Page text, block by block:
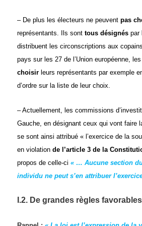
– De plus les électeurs ne peuventpas
représentants. Ils sonttous désignés par
distribuent les circonscriptions aux
pays sur les 27 de l’Union européenne,
choisirleurs représentants par exemple
d’ordre sur la liste de leur choix.
– Actuellement, les commissions
Gauche, en désignant ceux qui vont faire
se sont ainsi attribué « l’exercice de la
en violationde l’article 3 de la
propos de celle-ci« … Aucune section
individu ne peut s’en attribuer
I.2. De grandes règles